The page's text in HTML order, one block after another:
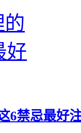
6禁忌最好